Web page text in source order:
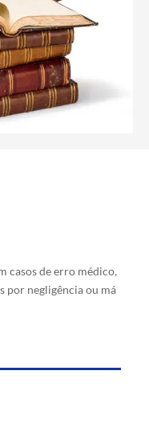
casos de erro médico,
por negligência ou má
indenizatórias
médica.